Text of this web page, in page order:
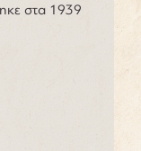
στα 1939